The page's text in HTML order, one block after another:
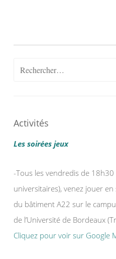
Rechercher :
Activités
Les soirées jeux
-Tous les vendredis de
universitaires), venez jouer
du bâtiment A22 sur le
de l’Université de Bordeaux
Cliquez pour voir sur Google